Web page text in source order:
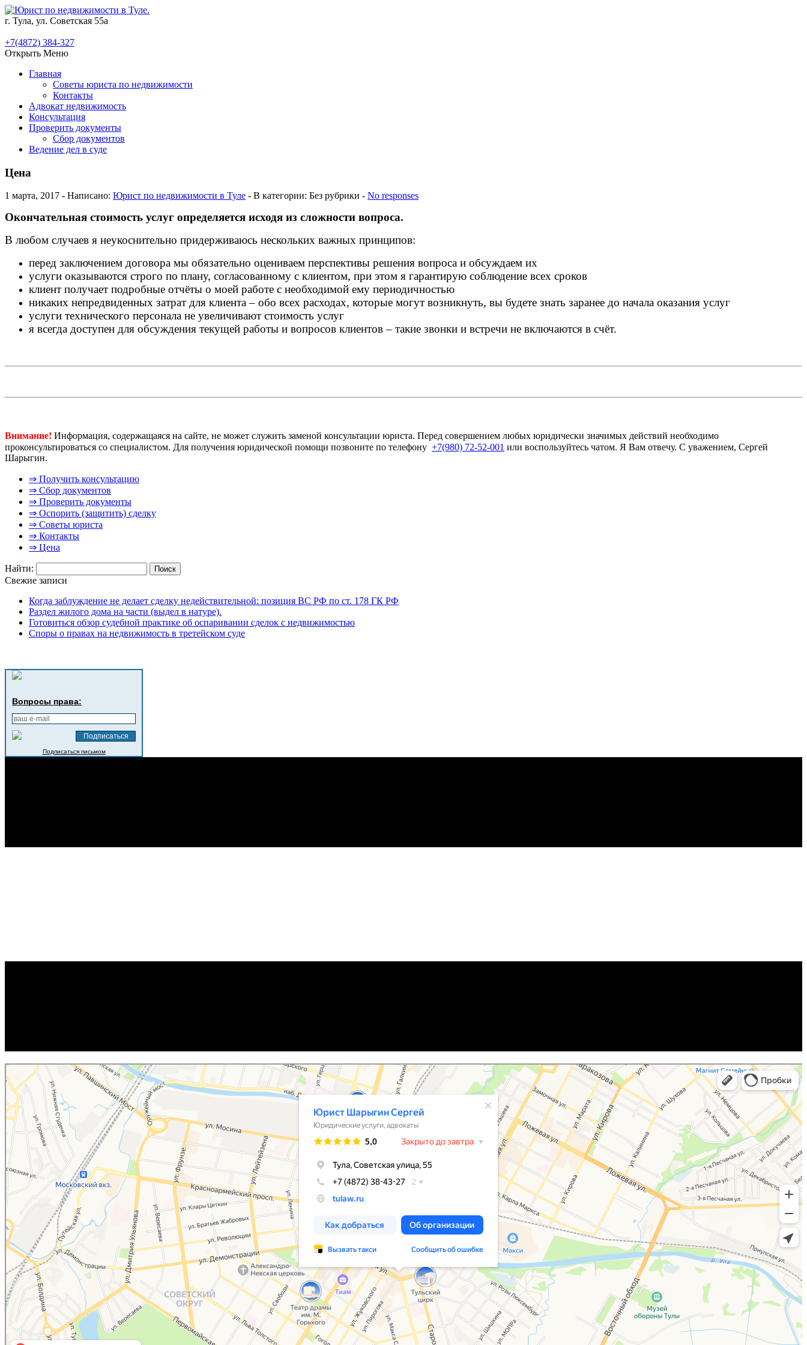
г. Тула, ул. Советская 55а
+7(4872) 384-327
Открыть Меню
Главная
Советы юриста по недвижимости
Контакты
Адвокат недвижимость
Консультация
Проверить документы
Сбор документов
Ведение дел в суде
Цена
1 марта, 2017 - Написано: Юрист по недвижимости в Туле - В категории: Без рубрики - No responses
Окончательная стоимость услуг определяется исходя из сложности вопроса.
В любом случаев я неукоснительно придерживаюсь нескольких важных принципов:
перед заключением договора мы обязательно оцениваем перспективы решения вопроса и обсуждаем их
услуги оказываются строго по плану, согласованному с клиентом, при этом я гарантирую соблюдение всех сроков
клиент получает подробные отчёты о моей работе с необходимой ему периодичностью
никаких непредвиденных затрат для клиента – обо всех расходах, которые могут возникнуть, вы будете знать заранее до начала оказания услуг
услуги технического персонала не увеличивают стоимость услуг
я всегда доступен для обсуждения текущей работы и вопросов клиентов – такие звонки и встречи не включаются в счёт.
Внимание! Информация, содержащаяся на сайте, не может служить заменой консультации юриста. Перед совершением любых юридически значимых действий необходимо
проконсультироваться со специалистом. Для получения юридической помощи позвоните по телефону +7(980) 72-52-001 или воспользуйтесь чатом. Я Вам отвечу. С уважением, Сергей
Шарыгин.
⇒ Получить консультацию
⇒ Сбор документов
⇒ Проверить документы
⇒ Оспорить (защитить) сделку
⇒ Советы юриста
⇒ Контакты
⇒ Цена
Найти:
Свежие записи
Когда заблуждение не делает сделку недействительной: позиция ВС РФ по ст. 178 ГК РФ
Раздел жилого дома на части (выдел в натуре).
Готовиться обзор судебной практике об оспаривании сделок с недвижимостью
Споры о правах на недвижимость в третейском суде
Вопросы права:
Подписаться письмом
Юрист Шарыгин Сергей
Юридические услуги в Туле